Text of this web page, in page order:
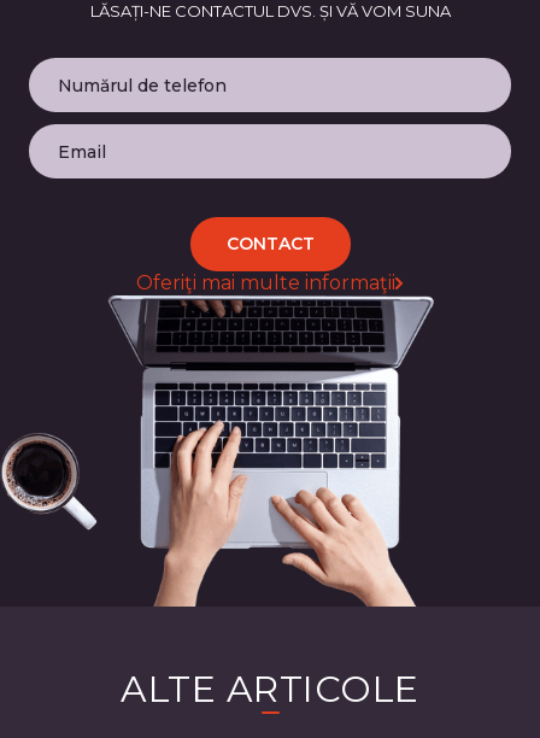
LĂSAȚI-NE CONTACTUL DVS. ȘI VĂ VOM SUNA
Oferiţi mai multe informaţii
CONTACT
ALTE ARTICOLE